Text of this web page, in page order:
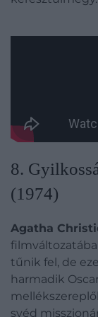
8.
(1974)
Agatha
tűnik fel, de
harmadik
svéd